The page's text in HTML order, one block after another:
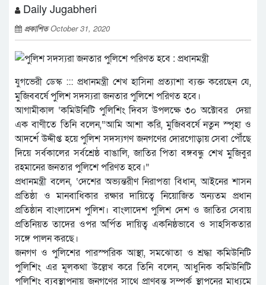
Daily Jugabheri
প্রকাশিতOctober 31, 2020
যুগভেরী ডেস্ক ::: প্রধানমন্ত্রী শেখ হাসিনা প্রত্যাশা ব্যক্ত করেছেন যে,
মুজিববর্ষে পুলিশ সদস্যরা জনতার পুলিশে পরিণত হবে।
আগামীকাল ‘কমিউনিটি পুলিশিং দিবস উপলক্ষে ৩০ অক্টোবর দেয়া
এক বাণীতে তিনি বলেন,“আমি আশা করি, মুজিববর্ষে নতুন স্পৃহা ও
আদর্শে উদ্দীপ্ত হয়ে পুলিশ সদস্যগণ জনগণের দোরগোড়ায় সেবা পৌঁছে
দিয়ে সর্বকালের সর্বশ্রেষ্ঠ বাঙালি, জাতির পিতা বঙ্গবন্ধু শেখ মুজিবুর
রহমানের জনতার পুলিশে পরিণত হবে।”
প্রধানমন্ত্রী বলেন, ‘দেশের অভ্যন্তরীণ নিরাপত্তা বিধান, আইনের শাসন
প্রতিষ্ঠা ও মানবাধিকার রক্ষার দায়িত্বে নিয়োজিত অন্যতম প্রধান
প্রতিষ্ঠান বাংলাদেশ পুলিশ। বাংলাদেশ পুলিশ দেশ ও জাতির সেবায়
প্রতিনিয়ত তাদের ওপর অর্পিত দায়িত্ব একনিষ্ঠভাবে ও সাহসিকতার
সঙ্গে পালন করছে।
জনগণ ও পুলিশের পারস্পরিক আস্থা, সমঝোতা ও শ্রদ্ধা কমিউনিটি
পুলিশিং এর মূলকথা উল্লেখ করে তিনি বলেন, আধুনিক কমিউনিটি
পুলিশিং ব্যবস্থাপনায় জনগণের সাথে প্রাণবন্ত সম্পর্ক স্থাপনের মাধ্যমে